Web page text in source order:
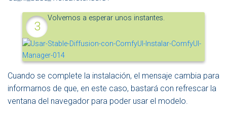
Volvemos a esperar unos instantes.
Cuando se complete la instalación, el mensaje cambia para
informarnos de que, en este caso, bastará con refrescar la
ventana del navegador para poder usar el modelo.